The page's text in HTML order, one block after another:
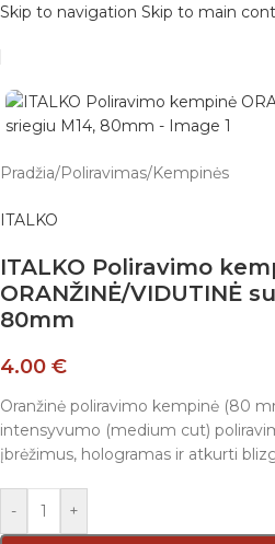
Skip to navigation Skip to main
Pradžia/Poliravimas/Kempinės
ITALKO
ITALKO Poliravimo
ORANŽINĖ/VIDUTINĖ
80mm
4.00 €
Oranžinė poliravimo kempinė (80
intensyvumo (medium cut)
įbrėžimus, hologramas ir atkurti
- +